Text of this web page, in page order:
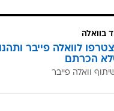
בוואלה
לוואלה פייבר
הכרתם
וואלה פייבר